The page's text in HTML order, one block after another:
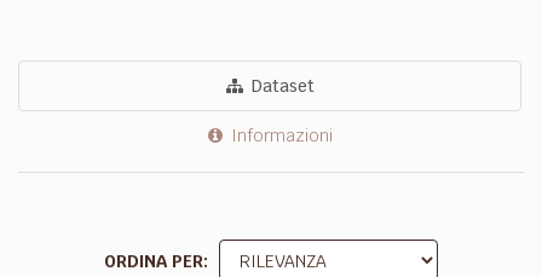
Dataset
Informazioni
ORDINA PER